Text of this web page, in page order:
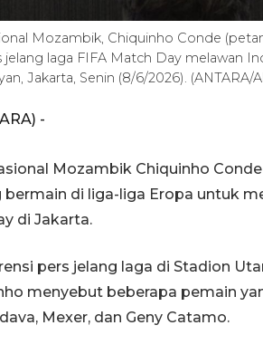
Mozambik, Chiquinho Conde
jelang laga FIFA Match Day melawan
Jakarta, Senin (8/6/2026). (ANTARA/
-
Mozambik Chiquinho
bermain di liga-liga Eropa untuk
di Jakarta.
pers jelang laga di Stadion
menyebut beberapa pemain
Mexer, dan Geny Catamo.